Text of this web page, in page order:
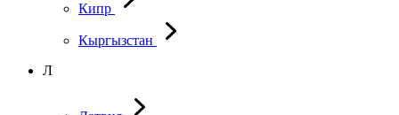
Кипр
Кыргызстан
Л